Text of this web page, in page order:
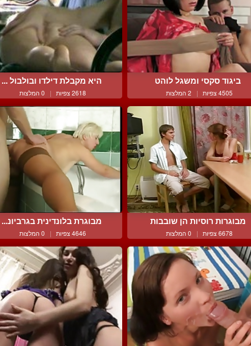
ביגוד סקסי ומשגל לוהט
4505 צפיות | 2 המלצות
היא מקבלת דילדו ובולבול ...
2618 צפיות | 0 המלצות
מבוגרות רוסיות הן שובבות
6678 צפיות | 0 המלצות
מבוגרת בלונדינית בגרביונ...
4646 צפיות | 0 המלצות